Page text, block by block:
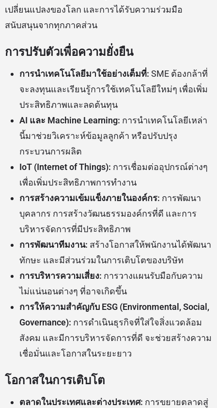
เปลี่ยนแปลงของโลก และการได้รับความร่วมมือ
สนับสนุนจากทุกภาคส่วน
การปรับตัวเพื่อความยั่งยืน
การนำเทคโนโลยีมาใช้อย่างเต็มที่: SME ต้องกล้าที่
จะลงทุนและเรียนรู้การใช้เทคโนโลยีใหม่ๆ เพื่อเพิ่ม
ประสิทธิภาพและลดต้นทุน
AI และ Machine Learning: การนำเทคโนโลยีเหล่า
นี้มาช่วยวิเคราะห์ข้อมูลลูกค้า หรือปรับปรุง
กระบวนการผลิต
IoT (Internet of Things): การเชื่อมต่ออุปกรณ์ต่างๆ
เพื่อเพิ่มประสิทธิภาพการทำงาน
การสร้างความเข้มแข็งภายในองค์กร: การพัฒนา
บุคลากร การสร้างวัฒนธรรมองค์กรที่ดี และการ
บริหารจัดการที่มีประสิทธิภาพ
การพัฒนาทีมงาน: สร้างโอกาสให้พนักงานได้พัฒนา
ทักษะ และมีส่วนร่วมในการเติบโตของบริษัท
การบริหารความเสี่ยง: การวางแผนรับมือกับความ
ไม่แน่นอนต่างๆ ที่อาจเกิดขึ้น
การให้ความสำคัญกับ ESG (Environmental, Social,
Governance): การดำเนินธุรกิจที่ใส่ใจสิ่งแวดล้อม
สังคม และมีการบริหารจัดการที่ดี จะช่วยสร้างความ
เชื่อมั่นและโอกาสในระยะยาว
โอกาสในการเติบโต
ตลาดในประเทศและต่างประเทศ: การขยายตลาดสู่